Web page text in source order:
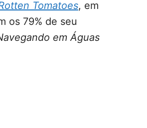
Tomatoes, em
os 79% de seu
em Águas